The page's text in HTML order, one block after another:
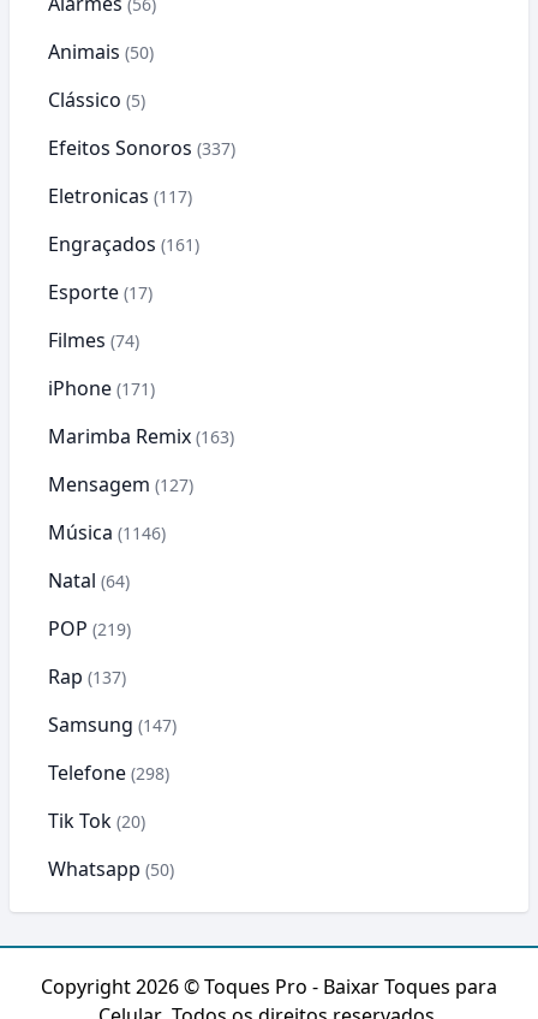
Animais (50)
Clássico (5)
Efeitos Sonoros (337)
Eletronicas (117)
Engraçados (161)
Esporte (17)
Filmes (74)
iPhone (171)
Marimba Remix (163)
Mensagem (127)
Música (1146)
Natal (64)
POP (219)
Rap (137)
Samsung (147)
Telefone (298)
Tik Tok (20)
Whatsapp (50)
Copyright 2026 ©Toques Pro - Baixar Toques para